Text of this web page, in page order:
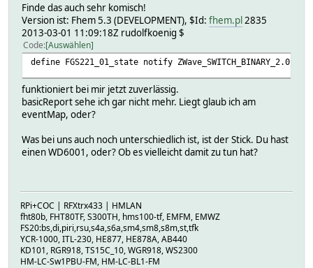
Finde das auch sehr komisch!
Version ist: Fhem 5.3 (DEVELOPMENT), $Id: fhem.pl2835
2013-03-01 11:09:18Z rudolfkoenig $
Code Auswählen
define FGS221_01_state notify ZWave_SWITCH_BINARY_2.01.*
funktioniert bei mir jetzt zuverlässig.
basicReport sehe ich gar nicht mehr. Liegt glaub ich am
eventMap, oder?
Was bei uns auch noch unterschiedlich ist, ist der Stick. Du hast
einen WD6001, oder? Ob es vielleicht damit zu tun hat?
RPi+COC | RFXtrx433 | HMLAN
fht80b, FHT80TF, S300TH, hms100-tf, EMFM, EMWZ
FS20:bs,di,piri,rsu,s4a,s6a,sm4,sm8,s8m,st,tfk
YCR-1000, ITL-230, HE877, HE878A, AB440
KD101, RGR918, TS15C_10, WGR918, WS2300
HM-LC-Sw1PBU-FM, HM-LC-BL1-FM